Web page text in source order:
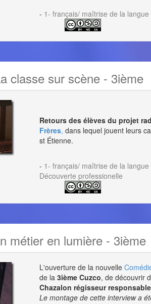
- 1- français/ maîtrise de la langue
classe sur scène - 3ième
Retours des élèves du projet
Frères, dans lequel jouent leurs
st Étienne.
- 1- français/ maîtrise de la langue
Découverte professionelle
métier en lumière - 3ième
L'ouverture de la nouvelle
de la3ième Cuzco, de découvrir
Chazalon régisseur
Le montage de cette interview a